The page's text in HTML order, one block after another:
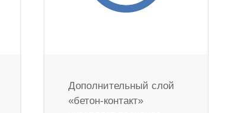
Дополнительный слой
«бетон-контакт»